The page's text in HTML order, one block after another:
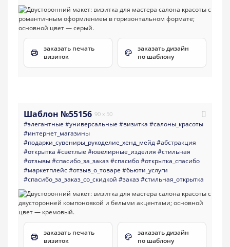
заказать печать
визиток
заказать дизайн
по шаблону
Шаблон №55156 90 x 50
#элегантные #универсальные #визитка #салоны_красоты
#интернет_магазины
#подарки_сувениры_рукоделие_хенд_мейд#абстракция
#открытка #светлые #ювелирные_изделия #стильная
#отзывы#спасибо_за_заказ#спасибо#открытка_спасибо
#маркетплейс#отзыв_о_товаре #бьюти_услуги
#спасибо_за_заказ_со_скидкой #заказ#стильная_открытка
заказать печать
визиток
заказать дизайн
по шаблону